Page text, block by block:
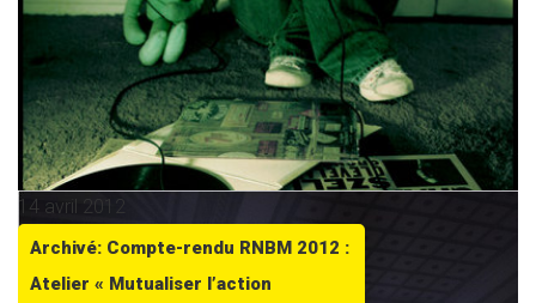
14 avril 2012
Archivé: Compte-rendu RNBM 2012 :
Atelier « Mutualiser l’action